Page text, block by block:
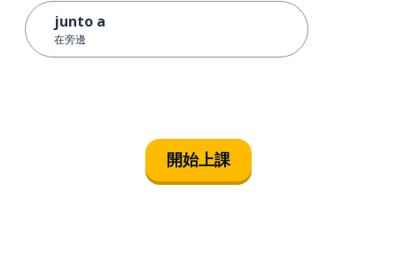
junto a
在旁邊
開始上課